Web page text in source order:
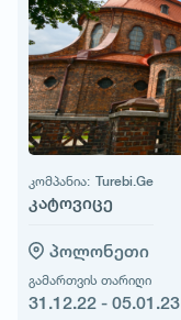
კომპანია: Turebi.Ge
კატოვიცე
პოლონეთი
გამართვის თარიღი
31.12.22 - 05.01.23